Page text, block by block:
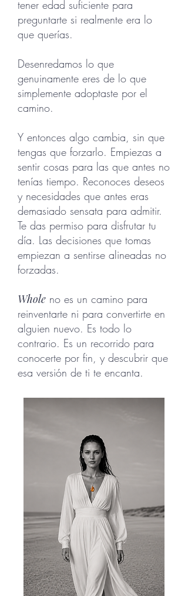
tener edad suficiente para
preguntarte si realmente era lo
que querías.
Desenredamos lo que
genuinamente eres de lo que
simplemente adoptaste por el
camino.
Y entonces algo cambia, sin que
tengas que forzarlo. Empiezas a
sentir cosas para las que antes no
tenías tiempo. Reconoces deseos
y necesidades que antes eras
demasiado sensata para admitir.
Te das permiso para disfrutar tu
día. Las decisiones que tomas
empiezan a sentirse alineadas no
forzadas.
Whole no es un camino para
reinventarte ni para convertirte en
alguien nuevo. Es todo lo
contrario. Es un recorrido para
conocerte por fin, y descubrir que
esa versión de ti te encanta.